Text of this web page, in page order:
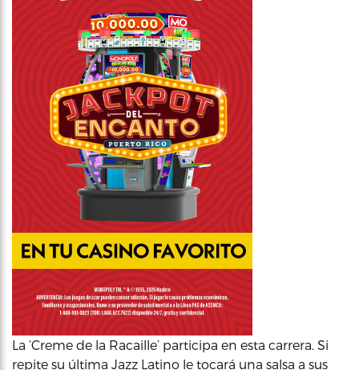
La ‘Creme de la Racaille’ participa en esta carrera. Si
repite su última Jazz Latino le tocará una salsa a sus